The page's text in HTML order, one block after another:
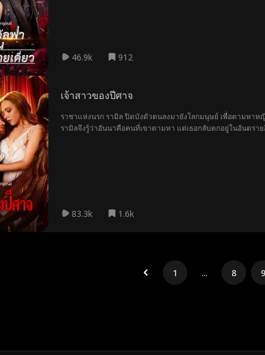
46.9k 912
เจ้าสาวของปีศาจ
ราชาแห่งนรก รามิล ปิดบังตัวตนลงมายังโลกมนุษย์ เพื่อตามหา
รามิลจึงรู้ว่าอันนาคือคนที่เขาตามหา แต่เธอกลับตกอยู่ในอันตรา
83.3k 1.6k
1 ... 8 9